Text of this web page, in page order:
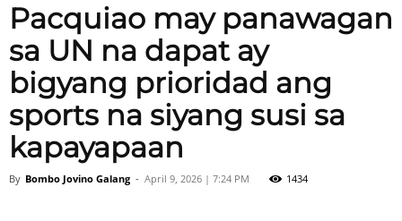
Pacquiao may panawagan
sa UN na dapat ay
bigyang prioridad ang
sports na siyang susi sa
kapayapaan
By Bombo Jovino Galang - April 9, 2026 | 7:24 PM 1434